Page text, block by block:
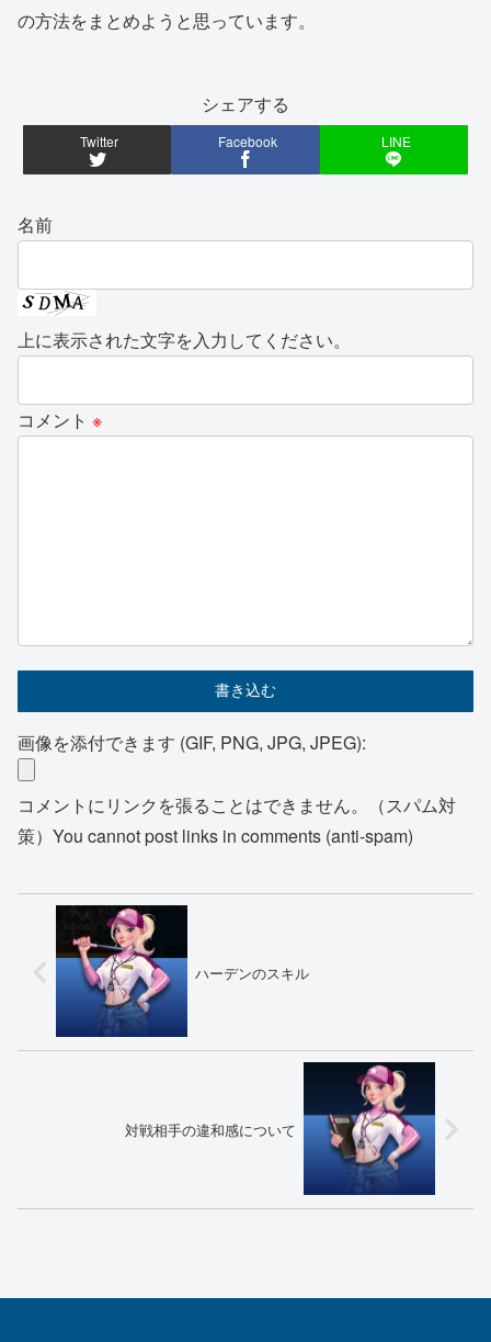
の方法をまとめようと思っています。
シェアする
Twitter Facebook LINE
名前
上に表示された文字を入力してください。
コメント ※
画像を添付できます (GIF, PNG, JPG, JPEG):
コメントにリンクを張ることはできません。（スパム対
策）You cannot post links in comments (anti-spam)
ハーデンのスキル
対戦相手の違和感について